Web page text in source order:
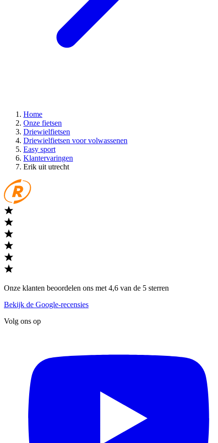
Home
Onze fietsen
Driewielfietsen
Driewielfietsen voor volwassenen
Easy sport
Klantervaringen
Erik uit utrecht
Onze klanten beoordelen ons met 4,6 van de 5 sterren
Bekijk de Google-recensies
Volg ons op